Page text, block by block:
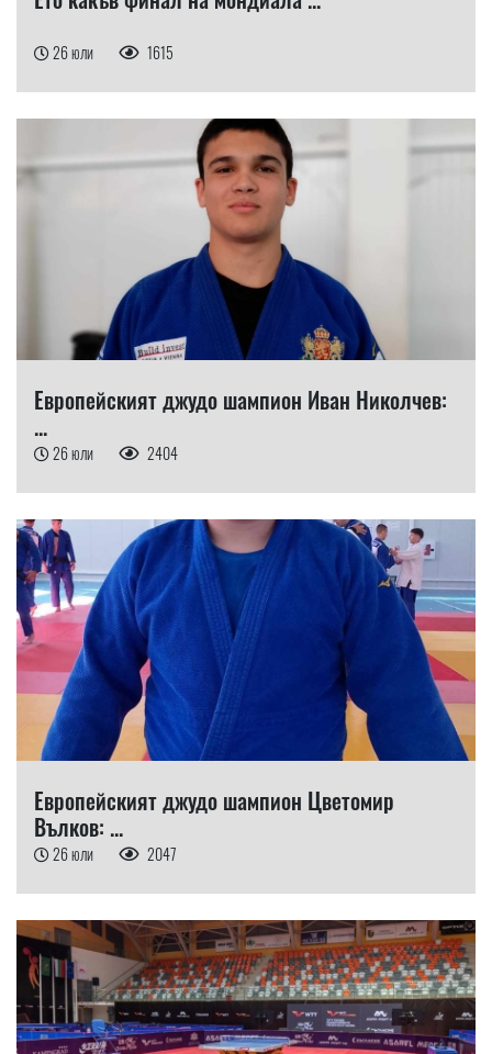
26 юли 1615
Европейският джудо шампион Иван Николчев:
...
26 юли 2404
Европейският джудо шампион Цветомир
Вълков: ...
26 юли 2047